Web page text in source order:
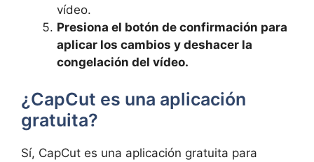
vídeo.
Presiona el botón de confirmación para
aplicar los cambios y deshacer la
congelación del vídeo.
¿CapCut es una aplicación
gratuita?
Sí, CapCut es una aplicación gratuita para